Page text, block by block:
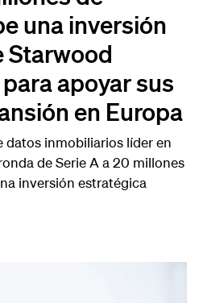
una inversión
Starwood
apoyar sus
en Europa
datos inmobiliarios líder en
de Serie A a 20 millones
inversión estratégica